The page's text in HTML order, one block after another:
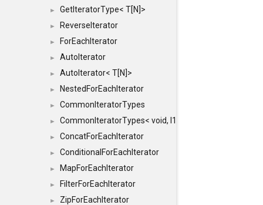
► GetIteratorType< T[N]>
► ReverseIterator
► ForEachIterator
► AutoIterator
► AutoIterator< T[N]>
► NestedForEachIterator
► CommonIteratorTypes
► CommonIteratorTypes< void, I1, I2 >
► ConcatForEachIterator
► ConditionalForEachIterator
► MapForEachIterator
► FilterForEachIterator
► ZipForEachIterator